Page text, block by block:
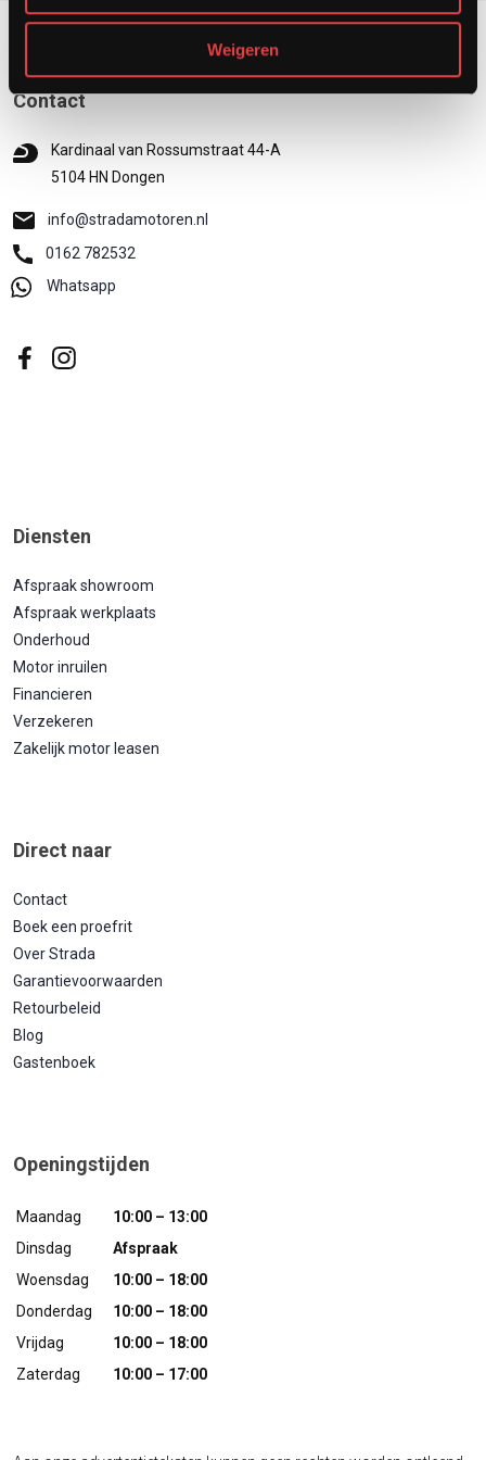
Weigeren
Contact
Kardinaal van Rossumstraat 44-A
5104 HN Dongen
info@stradamotoren.nl
0162 782532
Whatsapp
Diensten
Afspraak showroom
Afspraak werkplaats
Onderhoud
Motor inruilen
Financieren
Verzekeren
Zakelijk motor leasen
Direct naar
Contact
Boek een proefrit
Over Strada
Garantievoorwaarden
Retourbeleid
Blog
Gastenboek
Openingstijden
Maandag
10:00 – 13:00
Dinsdag
Afspraak
Woensdag
10:00 – 18:00
Donderdag
10:00 – 18:00
Vrijdag
10:00 – 18:00
Zaterdag
10:00 – 17:00